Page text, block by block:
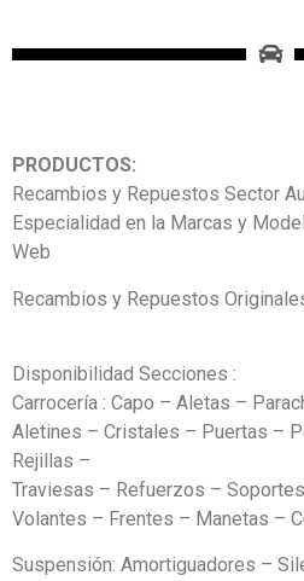
PRODUCTOS:
Recambios y Repuestos Sector
Especialidad en la Marcas y
Web
Recambios y Repuestos
Disponibilidad Secciones :
Carrocería : Capo – Aletas –
Aletines – Cristales – Puertas –
Rejillas –
Traviesas – Refuerzos –
Volantes – Frentes – Manetas –
Suspensión: Amortiguadores –